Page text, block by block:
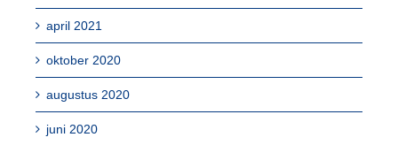
april 2021
oktober 2020
augustus 2020
juni 2020